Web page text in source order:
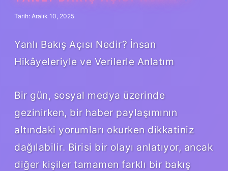
Tarih: Aralık 10, 2025
Yanlı Bakış Açısı Nedir? İnsan
Hikâyeleriyle ve Verilerle Anlatım
Bir gün, sosyal medya üzerinde
gezinirken, bir haber paylaşımının
altındaki yorumları okurken dikkatiniz
dağılabilir. Birisi bir olayı anlatıyor, ancak
diğer kişiler tamamen farklı bir bakış